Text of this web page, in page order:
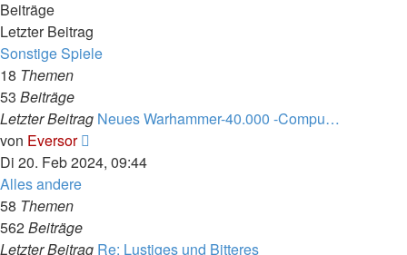
Beiträge
Letzter Beitrag
Sonstige Spiele
18 Themen
53 Beiträge
Letzter Beitrag Neues Warhammer-40.000 -Compu…
von Eversor
Beitrag
Di 20. Feb 2024, 09:44
Alles andere
58 Themen
562Beiträge
Letzter Beitrag Re: Lustiges und Bitteres